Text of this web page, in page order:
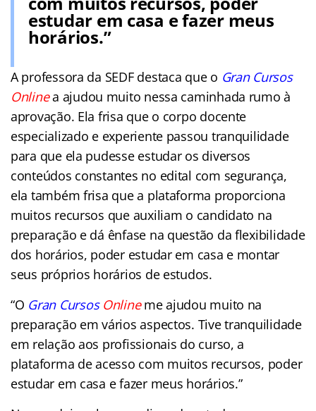
estudar em casa e fazer meus
horários.”
A professora da SEDF destaca que o Gran Cursos
Onlinea ajudou muito nessa caminhada rumo à
aprovação. Ela frisa que o corpo docente
especializado e experiente passou tranquilidade
para que ela pudesse estudar os diversos
conteúdos constantes no edital com segurança,
ela também frisa que a plataforma proporciona
muitos recursos que auxiliam o candidato na
preparação e dá ênfase na questão da flexibilidade
dos horários, poder estudar em casa e montar
seus próprios horários de estudos.
“O Gran Cursos Onlineme ajudou muito na
preparação em vários aspectos. Tive tranquilidade
em relação aos profissionais do curso, a
plataforma de acesso com muitos recursos, poder
estudar em casa e fazer meus horários.”